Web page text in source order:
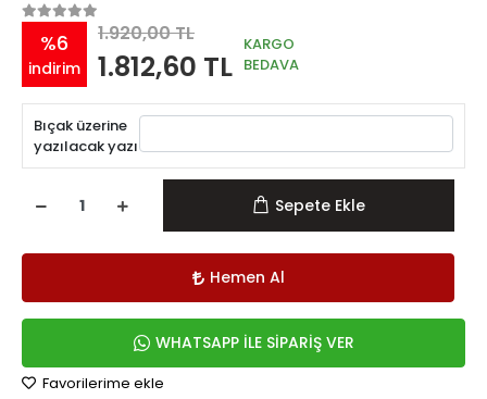
%6
indirim
1.920,00 TL
1.812,60 TL
KARGO
BEDAVA
Bıçak üzerine
yazılacak yazı
Sepete Ekle
Hemen Al
WHATSAPP İLE SİPARİŞ VER
Favorilerime ekle